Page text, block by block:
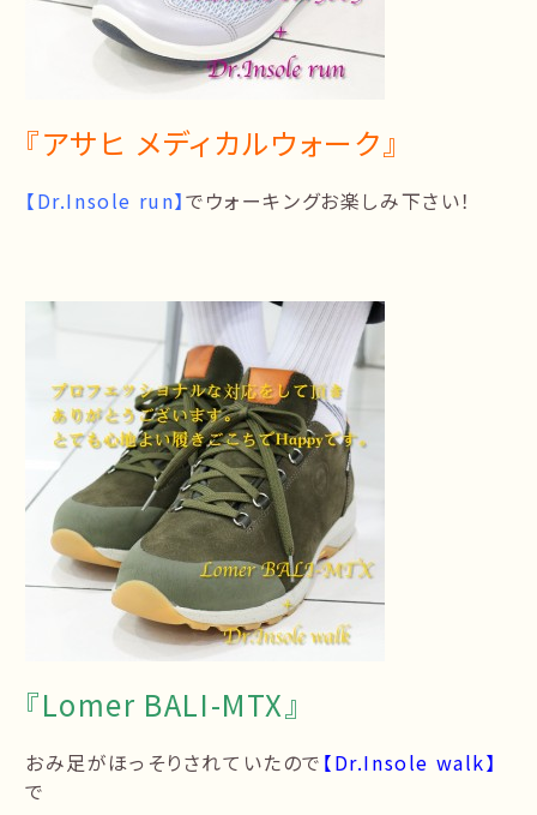
『アサヒ メディカルウォーク』
【Dr.Insole run】でウォーキングお楽しみ下さい！
『Lomer BALI-MTX』
おみ足がほっそりされていたので 【Dr.Insole walk】
で